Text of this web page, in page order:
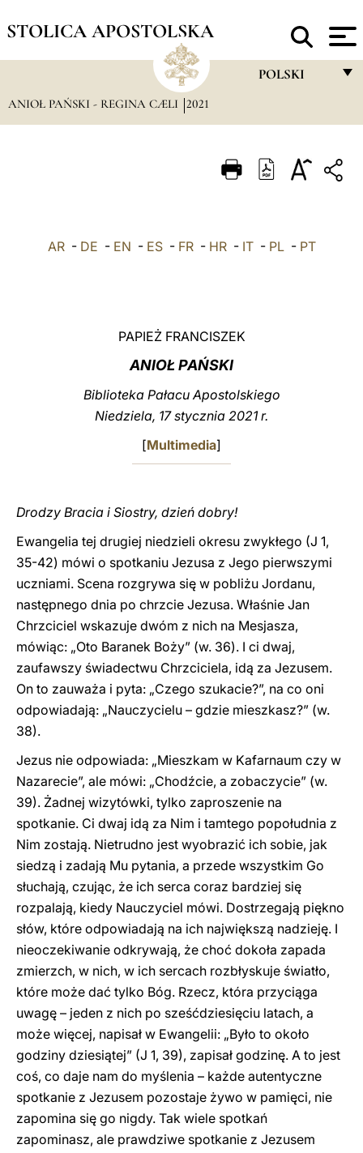
STOLICA APOSTOLSKA
POLSKI
ITALIANO
LATINE
ANIOŁ PAŃSKI - REGINA CÆLI 2021
AR- DE - EN - ES- FR- HR- IT- PL- PT
PAPIEŻ FRANCISZEK
ANIOŁ PAŃSKI
Biblioteka Pałacu Apostolskiego
Niedziela, 17 stycznia 2021 r.
[Multimedia]
Drodzy Bracia i Siostry, dzień dobry!
Ewangelia tej drugiej niedzieli okresu zwykłego (J 1,
35-42) mówi o spotkaniu Jezusa z Jego pierwszymi
uczniami. Scena rozgrywa się w pobliżu Jordanu,
następnego dnia po chrzcie Jezusa. Właśnie Jan
Chrzciciel wskazuje dwóm z nich na Mesjasza,
mówiąc: „Oto Baranek Boży” (w. 36). I ci dwaj,
zaufawszy świadectwu Chrzciciela, idą za Jezusem.
On to zauważa i pyta: „Czego szukacie?”, na co oni
odpowiadają: „Nauczycielu – gdzie mieszkasz?” (w.
38).
Jezus nie odpowiada: „Mieszkam w Kafarnaum czy w
Nazarecie”, ale mówi: „Chodźcie, a zobaczycie” (w.
39). Żadnej wizytówki, tylko zaproszenie na
spotkanie. Ci dwaj idą za Nim i tamtego popołudnia z
Nim zostają. Nietrudno jest wyobrazić ich sobie, jak
siedzą i zadają Mu pytania, a przede wszystkim Go
słuchają, czując, że ich serca coraz bardziej się
rozpalają, kiedy Nauczyciel mówi. Dostrzegają piękno
słów, które odpowiadają na ich największą nadzieję. I
nieoczekiwanie odkrywają, że choć dokoła zapada
zmierzch, w nich, w ich sercach rozbłyskuje światło,
które może dać tylko Bóg. Rzecz, która przyciąga
uwagę – jeden z nich po sześćdziesięciu latach, a
może więcej, napisał w Ewangelii: „Było to około
godziny dziesiątej” (J 1, 39), zapisał godzinę. A to jest
coś, co daje nam do myślenia – każde autentyczne
spotkanie z Jezusem pozostaje żywo w pamięci, nie
zapomina się go nigdy. Tak wiele spotkań
zapominasz, ale prawdziwe spotkanie z Jezusem